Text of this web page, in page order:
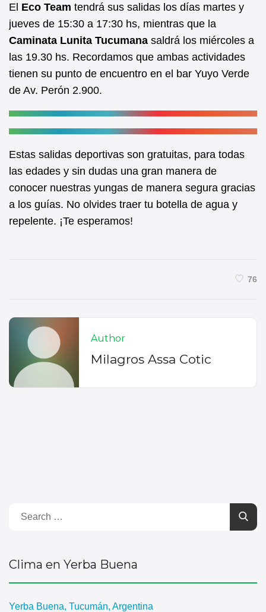
El Eco Team tendrá sus salidas los días martes y
jueves de 15:30 a 17:30 hs, mientras que la
Caminata Lunita Tucumana saldrá los miércoles a
las 19.30 hs. Recordamos que ambas actividades
tienen su punto de encuentro en el bar Yuyo Verde
de Av. Perón 2.900.
Estas salidas deportivas son gratuitas, para todas
las edades y sin dudas una gran manera de
conocer nuestras yungas de manera segura gracias
a los guías. No olvides traer tu botella de agua y
repelente. ¡Te esperamos!
76
Author
Milagros Assa Cotic
Clima en Yerba Buena
Yerba Buena, Tucumán, Argentina